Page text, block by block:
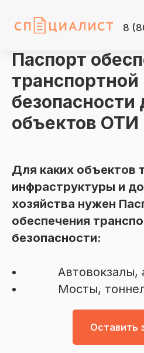
Паспорт
транспортной
безопасности
объектов
Для каких объектов
инфраструктуры и
хозяйства нужен
обеспечения
безопасности:
Автовокзалы,
Мосты,
Оставить